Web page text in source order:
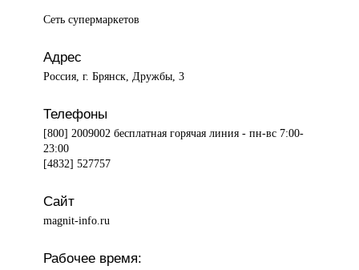
Сеть супермаркетов
Адрес
Россия, г. Брянск, Дружбы, 3
Телефоны
[800] 2009002 бесплатная горячая линия - пн-вс 7:00-
23:00
[4832] 527757
Сайт
magnit-info.ru
Рабочее время: